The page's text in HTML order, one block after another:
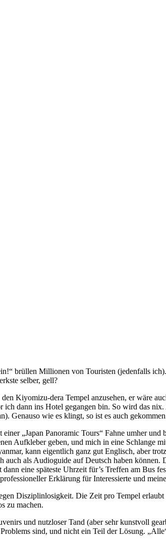
brüllen Millionen von Touristen (jedenfalls
selber, gell?
Kiyomizu-dera Tempel anzusehen, er wäre
ich dann ins Hotel gegangen bin. So wird das
Genauso wie es klingt, so ist es auch
„Japan Panoramic Tours“ Fahne umher
Aufkleber geben, und mich in eine Schlange
kann eigentlich ganz gut Englisch, aber
als Audioguide auf Deutsch haben
eine späteste Uhrzeit für’s Treffen am Bus
Erklärung für Interessierte und
Disziplinlosigkeit. Die Zeit pro Tempel
zu machen.
und nutzloser Tand (aber sehr kunstvoll
sind, und nicht ein Teil der Lösung.